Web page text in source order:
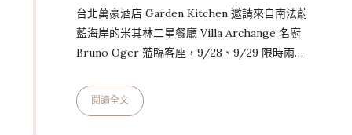
台北萬豪酒店 Garden Kitchen 邀請來自南法蔚
藍海岸的米其林二星餐廳 Villa Archange 名廚
Bruno Oger 蒞臨客座，9/28、9/29 限時兩晚
的 Bruno Oger 主廚曾七度為法國坎城影展掌
廚，並曾獲法國權威美食評鑑《高特米魯》
閱讀全文